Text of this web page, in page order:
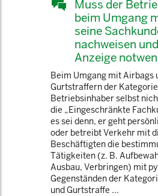
Muss der
beim Umgang
seine
nachweisen
Anzeige
Beim Umgang mit Airbags
Gurtstraffern der Kategorie
Betriebsinhaber selbst
die „Eingeschränkte
es sei denn, er geht
oder betreibt Verkehr mit
Beschäftigten die
Tätigkeiten (z. B.
Ausbau, Verbringen) mit
Gegenständen der
und Gurtstraffe ...